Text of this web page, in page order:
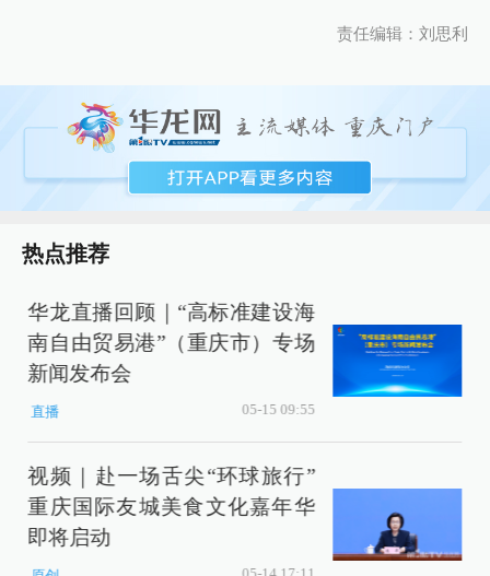
责任编辑：刘思利
热点推荐
华龙直播回顾｜“高标准建设海
南自由贸易港”（重庆市）专场
新闻发布会
直播 05-15 09:55
视频｜赴一场舌尖“环球旅行”
重庆国际友城美食文化嘉年华
即将启动